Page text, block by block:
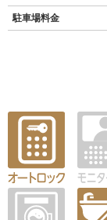
駐車場料金